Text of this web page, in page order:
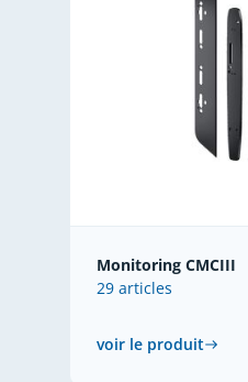
Monitoring CMCIII
29 articles
voir le produit